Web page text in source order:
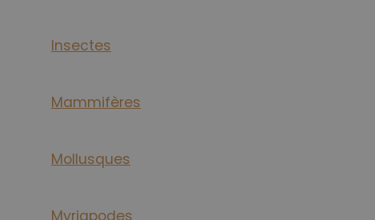
Insectes
Mammifères
Mollusques